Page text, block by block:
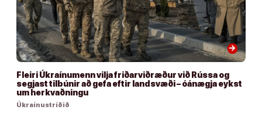
arrow_forward
Fleiri Úkraínumenn vilja friðarviðræður við Rússa og
segjast tilbúnir að gefa eftir landsvæði – óánægja eykst
um herkvaðningu
Úkraínustríðið